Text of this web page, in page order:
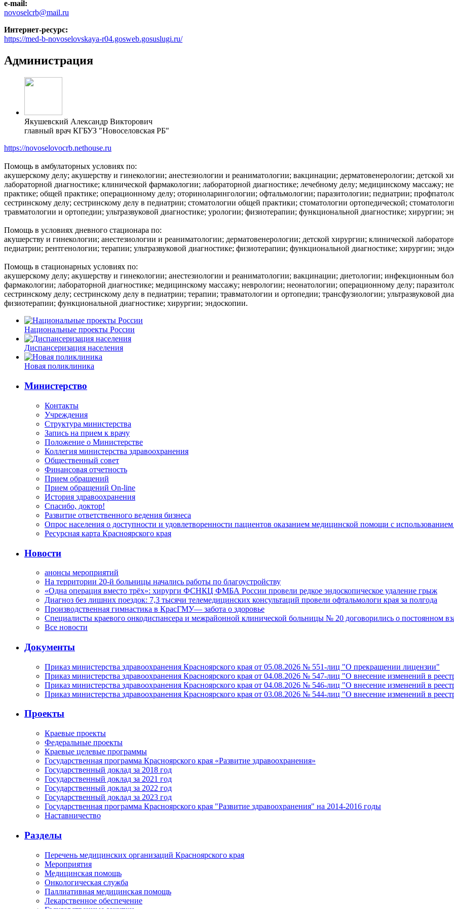
e-mail:
novoselcrb@mail.ru
Интернет-ресурс:
https://med-b-novoselovskaya-r04.gosweb.gosuslugi.ru/
Администрация
Якушевский Александр Викторович
главный врач КГБУЗ "Новоселовская РБ"
https://novoselovocrb.nethouse.ru
Помощь в амбулаторных условиях по:
акушерскому делу; акушерству и гинекологии; анестезиологии и реаниматологии; вакцинации; дерматовенерологии;
лабораторной диагностике; клинической фармакологии; лабораторной диагностике; лечебному делу; медицинскому
практике; общей практике; операционному делу; оториноларингологии; офтальмологии; паразитологии; педиатрии;
сестринскому делу; сестринскому делу в педиатрии; стоматологии общей практики; стоматологии ортопедической;
травматологии и ортопедии; ультразвуковой диагностике; урологии; физиотерапии; функциональной диагностике; хирургии;
Помощь в условиях дневного стационара по:
акушерству и гинекологии; анестезиологии и реаниматологии; дерматовенерологии; детской хирургии; клинической
педиатрии; рентгенологии; терапии; ультразвуковой диагностике; физиотерапии; функциональной диагностике; хирургии;
Помощь в стационарных условиях по:
акушерскому делу; акушерству и гинекологии; анестезиологии и реаниматологии; вакцинации; диетологии; инфекционным
фармакологии; лабораторной диагностике; медицинскому массажу; неврологии; неонатологии; операционному делу;
сестринскому делу; сестринскому делу в педиатрии; терапии; травматологии и ортопедии; трансфузиологии; ультразвуковой
физиотерапии; функциональной диагностике; хирургии; эндоскопии.
Национальные проекты России
Диспансеризация населения
Новая поликлиника
Министерство
Контакты
Учреждения
Структура министерства
Запись на прием к врачу
Положение о Министерстве
Коллегия министерства здравоохранения
Общественный совет
Финансовая отчетность
Прием обращений
Прием обращений On-line
История здравоохранения
Спасибо, доктор!
Развитие ответственного ведения бизнеса
Опрос населения о доступности и удовлетворенности пациентов оказанием медицинской помощи с
Ресурсная карта Красноярского края
Новости
анонсы мероприятий
На территории 20-й больницы начались работы по благоустройству
«Одна операция вместо трёх»: хирурги ФСНКЦ ФМБА России провели редкое эндоскопическое удаление грыж
Диагноз без лишних поездок: 7,3 тысячи телемедицинских консультаций провели офтальмологи края за полгода
Производственная гимнастика в КрасГМУ— забота о здоровье
Специалисты краевого онкодиспансера и межрайонной клинической больницы № 20 договорились о постоянном
Все новости
Документы
Приказ министерства здравоохранения Красноярского края от 05.08.2026 № 551-лиц "О прекращении лицензии"
Приказ министерства здравоохранения Красноярского края от 04.08.2026 № 547-лиц "О внесение изменений в
Приказ министерства здравоохранения Красноярского края от 04.08.2026 № 546-лиц "О внесение изменений в
Приказ министерства здравоохранения Красноярского края от 03.08.2026 № 544-лиц "О внесение изменений в
Проекты
Краевые проекты
Федеральные проекты
Краевые целевые программы
Государственная программа Красноярского края «Развитие здравоохранения»
Государственный доклад за 2018 год
Государственный доклад за 2021 год
Государственный доклад за 2022 год
Государственный доклад за 2023 год
Государственная программа Красноярского края "Развитие здравоохранения" на 2014-2016 годы
Наставничество
Разделы
Перечень медицинских организаций Красноярского края
Мероприятия
Медицинская помощь
Онкологическая служба
Паллиативная медицинская помощь
Лекарственное обеспечение